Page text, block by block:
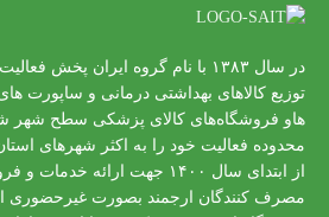
در سال ۱۳۸۳ با نام گروه ایران پخش
توزیع کالاهای بهداشتی درمانی و ساپورت
هاو فروشگاه‌های کالای پزشکی سطح شهر
محدوده فعالیت خود را به اکثر شهرهای
از ابتدای سال ۱۴۰۰ جهت ارائه
مصرف کنندگان ارجمند بصورت غیرحضوری